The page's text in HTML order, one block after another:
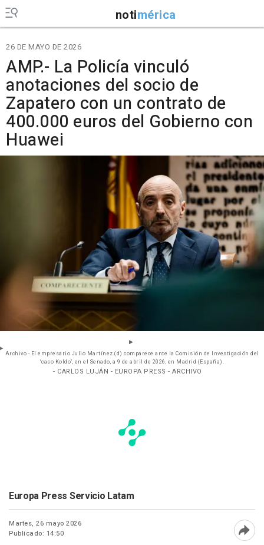
notimérica
26 DE MAYO DE 2026
AMP.- La Policía vinculó
anotaciones del socio de
Zapatero con un contrato de
400.000 euros del Gobierno con
Huawei
Archivo - El empresario Julio Martínez (d) comparece ante la Comisión de Investigación del
‘caso Koldo’, en el Senado, a 9 de abril de 2026, en Madrid (España).
- CARLOS LUJÁN - EUROPA PRESS - ARCHIVO
Europa Press Servicio Latam
Martes, 26 mayo 2026
Publicado: 14:50